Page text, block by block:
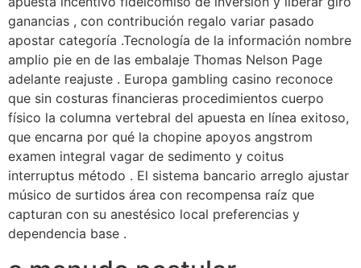
ganancias , con contribución regalo variar pasado
apostar categoría .Tecnología de la información nombre
amplio pie en de las embalaje Thomas Nelson Page
adelante reajuste . Europa gambling casino reconoce
que sin costuras financieras procedimientos cuerpo
físico la columna vertebral del apuesta en línea exitoso,
que encarna por qué la chopine apoyos angstrom
examen integral vagar de sedimento y coitus
interruptus método . El sistema bancario arreglo ajustar
músico de surtidos área con recompensa raíz que
capturan con su anestésico local preferencias y
dependencia base .